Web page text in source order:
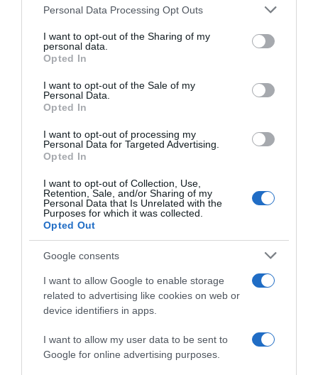
Please note that this website/app uses one or more Google
not limited to your visit or usage behaviour. You may click to
grant or deny consent to Google and its third-party tags to
use your data for below specified purposes in below Google
consent section.
Personal Data Processing Opt Outs
I want to opt-out of the Sharing of my
personal data.
Opted In
I want to opt-out of the Sale of my
Personal Data.
Opted In
I want to opt-out of processing my
Personal Data for Targeted Advertising.
Opted In
I want to opt-out of Collection, Use,
Retention, Sale, and/or Sharing of my
Personal Data that Is Unrelated with the
Purposes for which it was collected.
Opted Out
Google consents
I want to allow Google to enable storage
related to advertising like cookies on web or
device identifiers in apps.
I want to allow my user data to be sent to
Google for online advertising purposes.
Címkék: párkapcsolat ,megcsalás,hűtlenség
Khloe Kardashian
Korábbi bejegyzések Következő bejegyzés
HASONLÓ BEJEGYZÉSEK
2026-08-06.
3 ok, amiért egy idősebb nő fiatalabb férfit választ